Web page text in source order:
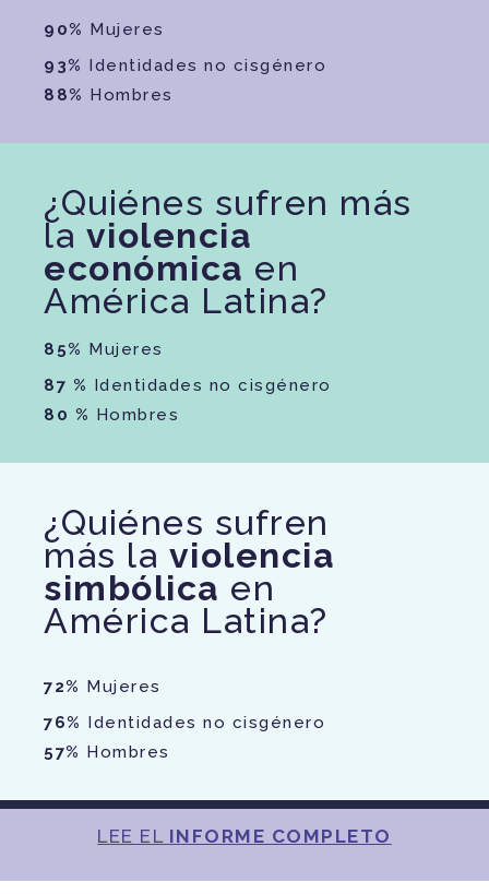
90% Mujeres
93% Identidades no cisgénero
88% Hombres
¿Quiénes sufren más
la violencia
económica en
América Latina?
85% Mujeres
87 % Identidades no cisgénero
80 % Hombres
¿Quiénes sufren
más la violencia
simbólica en
América Latina?
72% Mujeres
76% Identidades no cisgénero
57% Hombres
LEE EL INFORME COMPLETO